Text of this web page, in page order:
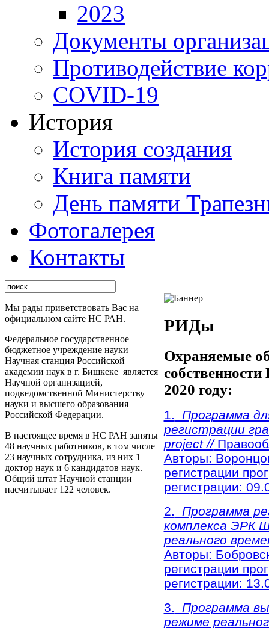
2023
Документы
Противодействие
СОVID-19
История
История создания
Книга памяти
День памяти
Фотогалерея
Контакты
Мы рады приветствовать Вас на
официальном сайте НС РАН.
Федеральное государственное
бюджетное учреждение науки
Научная станция Российской
академии наук в г. Бишкеке является
Научной организацией,
подведомственной Министерству
науки и высшего образования
Российской Федерации.
В настоящее время в НС РАН заняты
48 научных работников, в том числе
23 научных сотрудника, из них 1
доктор наук и 6 кандидатов наук.
Общий штат Научной станции
насчитывает 122 человек.
РИДы
Охраняемые
2020 году:
1. Программа
регистрации
project //
Авторы:
регистрации
регистрации:
2. Программа
комплекса ЭРК
реального
Авторы:
регистрации
регистрации:
3. Программа
режиме